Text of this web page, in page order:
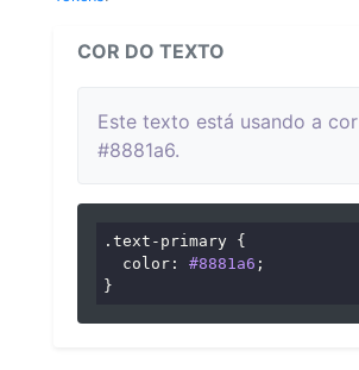
COR DO TEXTO
Este texto está usando a cor
#8881a6.
.text-primary {
color : #8881a6 ;
}